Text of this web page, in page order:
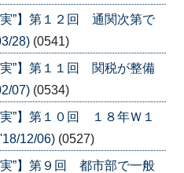
実”】第１２回 通関次第で
28) (0541)
実”】第１１回 関税が整備
07) (0534)
”】第１０回 １８年Ｗ１
12/06) (0527)
実”】第９回 都市部で一般